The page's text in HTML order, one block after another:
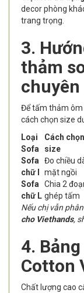
decor phòng
trang trọng.
3.
thảm
chuyên
Để tấm thảm ôm
cách chọn size
Loại
Sofa
Cách chọn
size
Sofa
chữ I
Đo chiều
mặt ngồi
Sofa
chữ L
Chia 2
ghép tấm
Nếu chị vẫn
cho Viethands,
4.
Cotton
Chất lượng cao